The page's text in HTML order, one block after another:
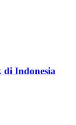
di Indonesia